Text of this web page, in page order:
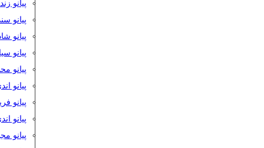
پیانو
پیانو
پیانو
پیانو
پیانو
پیانو
پیانو
پیانو
پیانو